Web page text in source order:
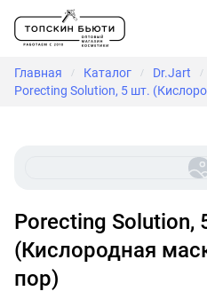
Главная / Каталог / Dr.Jart /
Porecting Solution, 5 шт.
Porecting Solution, 5 шт.
(Кислородная
пор)